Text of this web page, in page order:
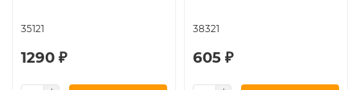
35121
1290 ₽
38321
605 ₽